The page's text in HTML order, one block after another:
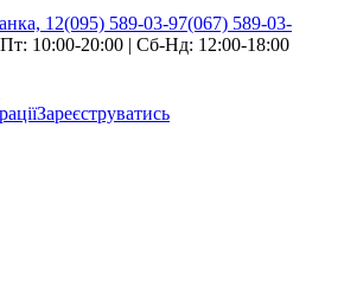
12(095) 589-03-97(067) 589-03-
10:00-20:00 | Сб-Нд: 12:00-18:00
Зареєструватись